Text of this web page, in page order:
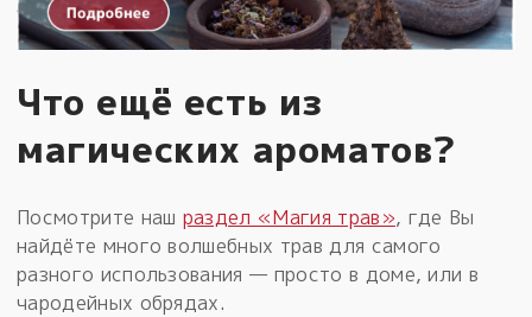
Что ещё есть из
магических ароматов?
Посмотрите наш раздел «Магия трав», где Вы
найдёте много волшебных трав для самого
разного использования — просто в доме, или в
чародейных обрядах.